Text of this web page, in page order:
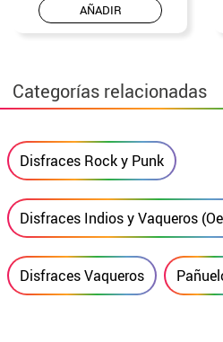
AÑADIR
Categorías relacionadas
Disfraces Rock y Punk
Disfraces Indios y Vaqueros
Disfraces Vaqueros